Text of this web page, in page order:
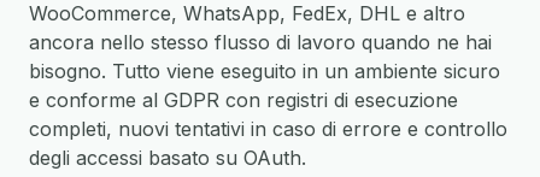
WooCommerce, WhatsApp, FedEx, DHL e altro
ancora nello stesso flusso di lavoro quando ne hai
bisogno. Tutto viene eseguito in un ambiente sicuro
e conforme al GDPR con registri di esecuzione
completi, nuovi tentativi in caso di errore e controllo
degli accessi basato su OAuth.